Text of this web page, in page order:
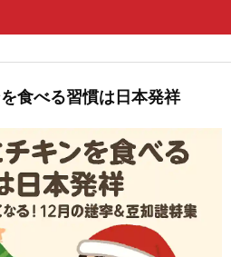
食べる習慣は日本発祥